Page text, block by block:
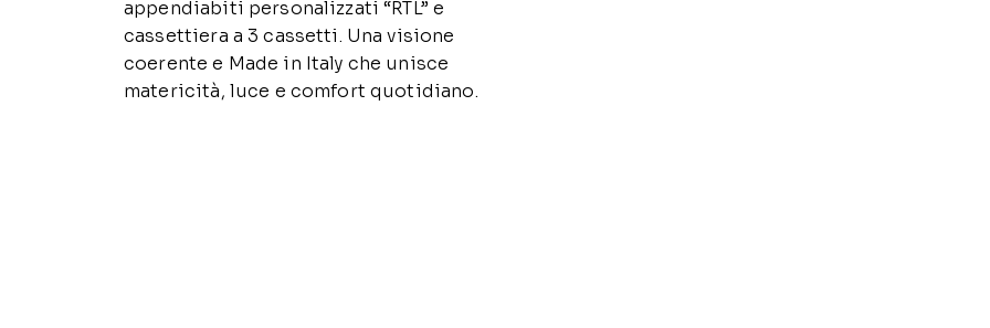
appendiabiti personalizzati “RTL” e
cassettiera a 3 cassetti. Una visione
coerente e Made in Italy che unisce
matericità, luce e comfort quotidiano.